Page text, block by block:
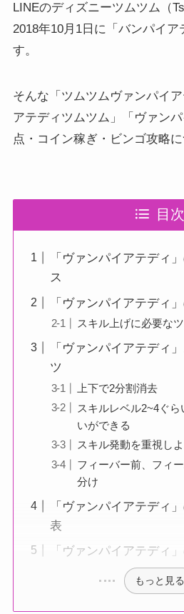
LINEのディズニーツムツム（
2018年10月1日に「バンパイア
す。
そんな「ツムツムヴァンパイ
アテディツムツム」「ヴァン
点・コイン稼ぎ・ビンゴ攻略
目次
「ヴァンパイアテディ
ス
「ヴァンパイアテディ
スキル上げに必要な
「ヴァンパイアテディ
ツ
上下で2分割消去
スキルレベル2~4ぐ
いができる
スキル発動を重視しよ
フィーバー前、フィ
分け
「ヴァンパイアテディ
表
「ヴァンパイアテディ
もっと見る